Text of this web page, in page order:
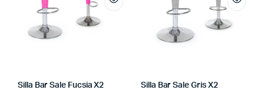
Silla Bar Sale Fucsia X2
Silla Bar Sale Gris X2